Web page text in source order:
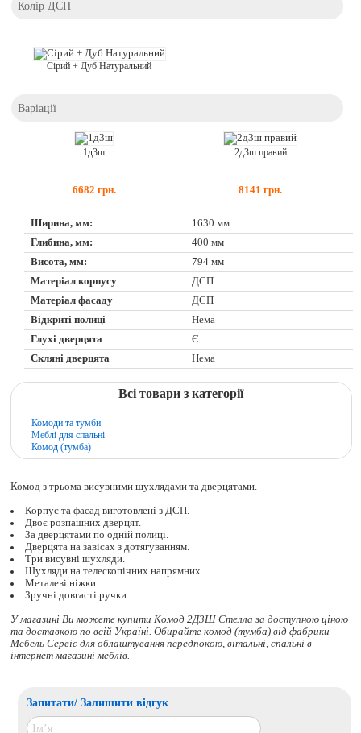
Колір ДСП
Сірий + Дуб Натуральний
Варіації
1д3ш
6682 грн.
2д3ш правий
8141 грн.
Ширина, мм:
1630 мм
Глибина, мм:
400 мм
Висота, мм:
794 мм
Матеріал корпусу
ДСП
Матеріал фасаду
ДСП
Відкриті полиці
Нема
Глухі дверцята
Є
Скляні дверцята
Нема
Всі товари з категорії
Комоди та тумби
Меблі для спальні
Комод (тумба)
Комод з трьома висувними шухлядами та дверцятами.
Корпус та фасад виготовлені з ДСП.
Двоє розпашних дверцят.
За дверцятами по одній полиці.
Дверцята на завісах з дотягуванням.
Три висувні шухляди.
Шухляди на телескопічних напрямних.
Металеві ніжки.
Зручні довгасті ручки.
У магазині Ви можете купити Комод 2Д3Ш Стелла за доступною ціною
та доставкою по всій Україні. Обирайте комод (тумба)від фабрики
Мебель Сервіс для облаштування передпокою, вітальні, спальні в
інтернет магазині меблів.
Запитати/ Залишити відгук